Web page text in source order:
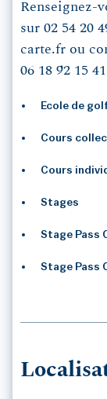
Renseignez-
sur 02 54 20
carte.fr ou
06 18 92 15 41
Ecole de
Cours
Cours
Stages
Stage Pass
Stage Pass